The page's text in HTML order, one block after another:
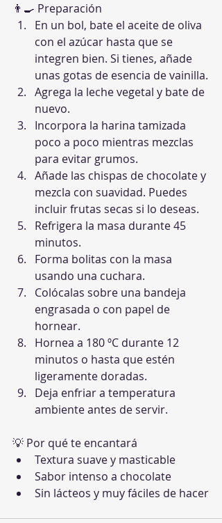
👨‍🍳 Preparación
En un bol, bate el aceite de oliva
con el azúcar hasta que se
integren bien. Si tienes, añade
unas gotas de esencia de vainilla.
Agrega la leche vegetal y bate de
nuevo.
Incorpora la harina tamizada
poco a poco mientras mezclas
para evitar grumos.
Añade las chispas de chocolate y
mezcla con suavidad. Puedes
incluir frutas secas si lo deseas.
Refrigera la masa durante 45
minutos.
Forma bolitas con la masa
usando una cuchara.
Colócalas sobre una bandeja
engrasada o con papel de
hornear.
Hornea a 180 ºC durante 12
minutos o hasta que estén
ligeramente doradas.
Deja enfriar a temperatura
ambiente antes de servir.
💡 Por qué te encantará
Textura suave y masticable
Sabor intenso a chocolate
Sin lácteos y muy fáciles de hacer